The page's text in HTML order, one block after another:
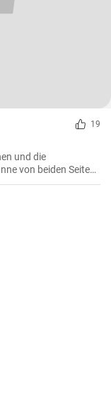
19
und die
von beiden Seiten